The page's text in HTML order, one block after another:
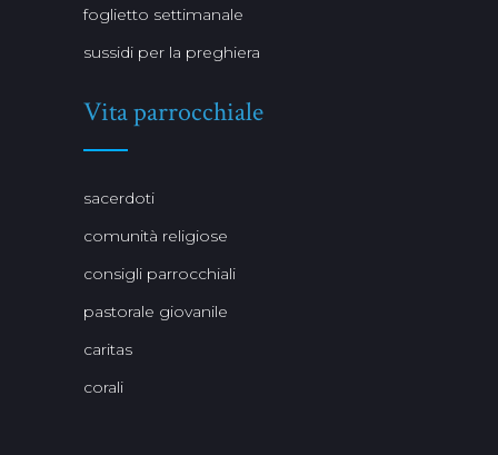
foglietto settimanale
sussidi per la preghiera
Vita parrocchiale
sacerdoti
comunità religiose
consigli parrocchiali
pastorale giovanile
caritas
corali